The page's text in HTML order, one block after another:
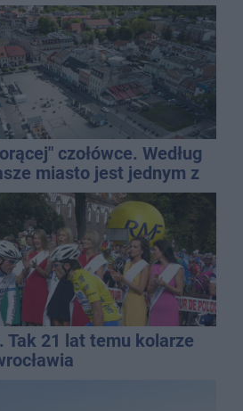
czołówce. Według
miasto jest jednym z
na upały
Tak 21 lat temu kolarze